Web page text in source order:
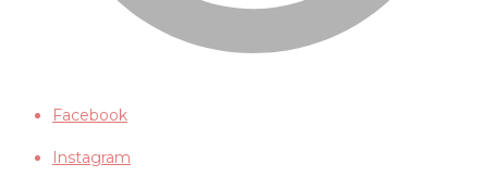
Facebook
Instagram